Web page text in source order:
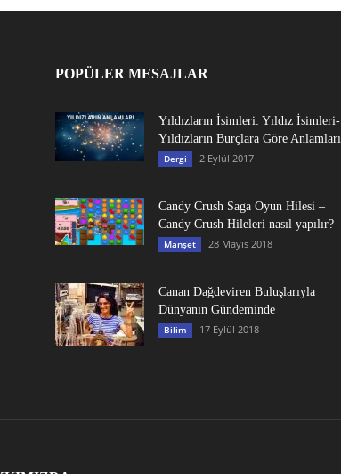
POPÜLER MESAJLAR
Yıldızların İsimleri: Yıldız İsimleri-
Yıldızların Burçlara Göre Anlamları
Dergi 2 Eylül 2017
Candy Crush Saga Oyun Hilesi –
Candy Crush Hileleri nasıl yapılır?
Manşet 28 Mayıs 2018
Canan Dağdeviren Buluşlarıyla
Dünyanın Gündeminde
Bilim 17 Eylül 2018